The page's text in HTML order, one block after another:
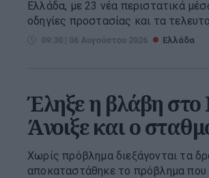
Ελλάδα, με 23 νέα περιστατικά
οδηγίες προστασίας και τα
09:30 | 06 Αυγούστου 2026 Ελλάδα
Έληξε η βλάβη
Άνοιξε και ο
Χωρίς πρόβλημα διεξάγονται τα
αποκαταστάθηκε το πρόβλημα